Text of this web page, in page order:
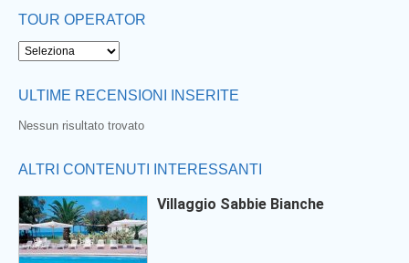
TOUR OPERATOR
ULTIME RECENSIONI INSERITE
Nessun risultato trovato
ALTRI CONTENUTI INTERESSANTI
Villaggio Sabbie Bianche